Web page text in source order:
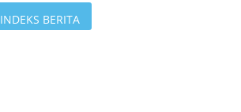
INDEKS BERITA